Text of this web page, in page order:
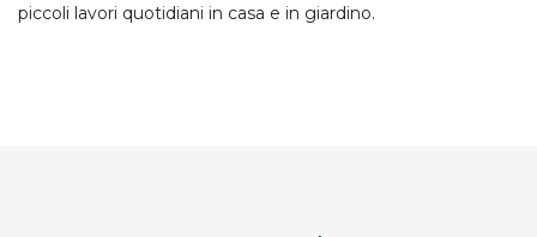
piccoli lavori quotidiani in casa e in giardino.